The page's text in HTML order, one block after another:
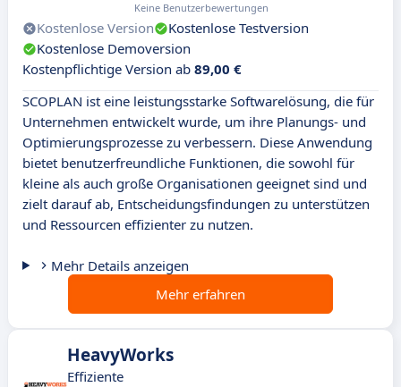
Keine Benutzerbewertungen
Kostenlose Version
Kostenlose Testversion
Kostenlose Demoversion
Kostenpflichtige Version ab 89,00 €
SCOPLAN ist eine leistungsstarke Softwarelösung, die für
Unternehmen entwickelt wurde, um ihre Planungs- und
Optimierungsprozesse zu verbessern. Diese Anwendung
bietet benutzerfreundliche Funktionen, die sowohl für
kleine als auch große Organisationen geeignet sind und
zielt darauf ab, Entscheidungsfindungen zu unterstützen
und Ressourcen effizienter zu nutzen.
Mehr Details anzeigen
Mehr erfahren
HeavyWorks
Effiziente